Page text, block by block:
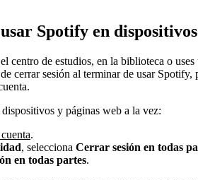
Spotify en
centro de estudios, en la biblioteca o
cerrar sesión al terminar de usar Spotify,
y páginas web a la vez:
.
, selecciona Cerrar sesión en todas
en todas partes.